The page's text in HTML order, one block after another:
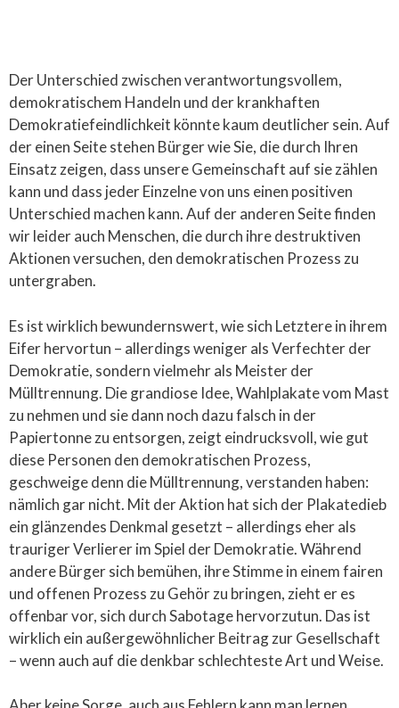
Der Unterschied zwischen verantwortungsvollem,
demokratischem Handeln und der krankhaften
Demokratiefeindlichkeit könnte kaum deutlicher sein. Auf
der einen Seite stehen Bürger wie Sie, die durch Ihren
Einsatz zeigen, dass unsere Gemeinschaft auf sie zählen
kann und dass jeder Einzelne von uns einen positiven
Unterschied machen kann. Auf der anderen Seite finden
wir leider auch Menschen, die durch ihre destruktiven
Aktionen versuchen, den demokratischen Prozess zu
untergraben.
Es ist wirklich bewundernswert, wie sich Letztere in ihrem
Eifer hervortun – allerdings weniger als Verfechter der
Demokratie, sondern vielmehr als Meister der
Mülltrennung. Die grandiose Idee, Wahlplakate vom Mast
zu nehmen und sie dann noch dazu falsch in der
Papiertonne zu entsorgen, zeigt eindrucksvoll, wie gut
diese Personen den demokratischen Prozess,
geschweige denn die Mülltrennung, verstanden haben:
nämlich gar nicht. Mit der Aktion hat sich der Plakatedieb
ein glänzendes Denkmal gesetzt – allerdings eher als
trauriger Verlierer im Spiel der Demokratie. Während
andere Bürger sich bemühen, ihre Stimme in einem fairen
und offenen Prozess zu Gehör zu bringen, zieht er es
offenbar vor, sich durch Sabotage hervorzutun. Das ist
wirklich ein außergewöhnlicher Beitrag zur Gesellschaft
– wenn auch auf die denkbar schlechteste Art und Weise.